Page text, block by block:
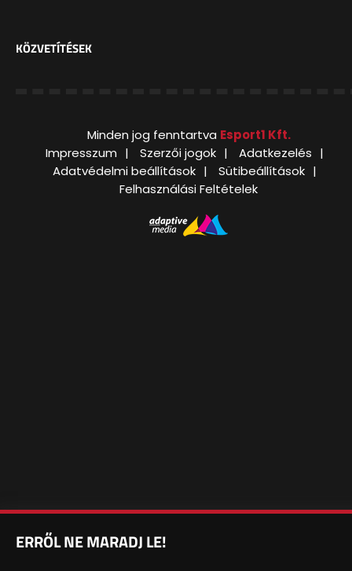
KÖZVETÍTÉSEK
Minden jog fenntartva Esport1 Kft.
Impresszum
Szerzői jogok
Adatkezelés
Adatvédelmi beállítások
Sütibeállítások
Felhasználási Feltételek
ERRŐL NE MARADJ LE!